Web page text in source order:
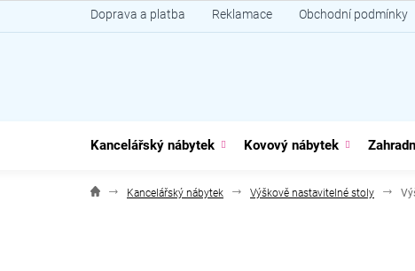
na
Doprava a platba Reklamace Obchodní podmínky
Kancelářský nábytek Kovový nábytek
Kancelářský nábytek Výškově nastavitelné stoly